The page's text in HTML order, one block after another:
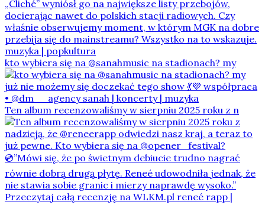
kto wybiera się na @sanahmusic na stadionach? my
Ten album recenzowaliśmy w sierpniu 2025 roku z n